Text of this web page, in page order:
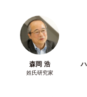
森岡 浩
姓氏研究家